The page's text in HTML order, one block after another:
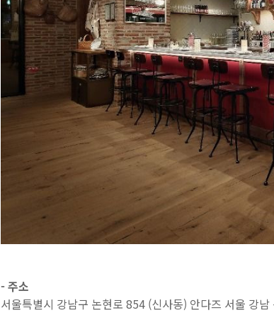
- 주소
서울특별시 강남구 논현로 854 (신사동) 안다즈 서울 강